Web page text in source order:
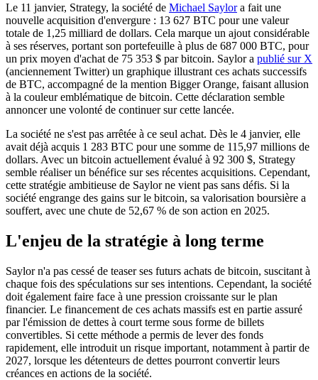
Le 11 janvier, Strategy, la société de Michael Saylora fait une
nouvelle acquisition d'envergure : 13 627 BTC pour une valeur
totale de 1,25 milliard de dollars. Cela marque un ajout considérable
à ses réserves, portant son portefeuille à plus de 687 000 BTC, pour
un prix moyen d'achat de 75 353 $ par bitcoin. Saylor a publié sur X
(anciennement Twitter) un graphique illustrant ces achats successifs
de BTC, accompagné de la mention Bigger Orange, faisant allusion
à la couleur emblématique de bitcoin. Cette déclaration semble
annoncer une volonté de continuer sur cette lancée.
La société ne s'est pas arrêtée à ce seul achat. Dès le 4 janvier, elle
avait déjà acquis 1 283 BTC pour une somme de 115,97 millions de
dollars. Avec un bitcoin actuellement évalué à 92 300 $, Strategy
semble réaliser un bénéfice sur ses récentes acquisitions. Cependant,
cette stratégie ambitieuse de Saylor ne vient pas sans défis. Si la
société engrange des gains sur le bitcoin, sa valorisation boursière a
souffert, avec une chute de 52,67 % de son action en 2025.
L'enjeu de la stratégie à long terme
Saylor n'a pas cessé de teaser ses futurs achats de bitcoin, suscitant à
chaque fois des spéculations sur ses intentions. Cependant, la société
doit également faire face à une pression croissante sur le plan
financier. Le financement de ces achats massifs est en partie assuré
par l'émission de dettes à court terme sous forme de billets
convertibles. Si cette méthode a permis de lever des fonds
rapidement, elle introduit un risque important, notamment à partir de
2027, lorsque les détenteurs de dettes pourront convertir leurs
créances en actions de la société.